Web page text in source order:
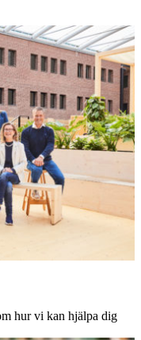
hur vi kan hjälpa dig